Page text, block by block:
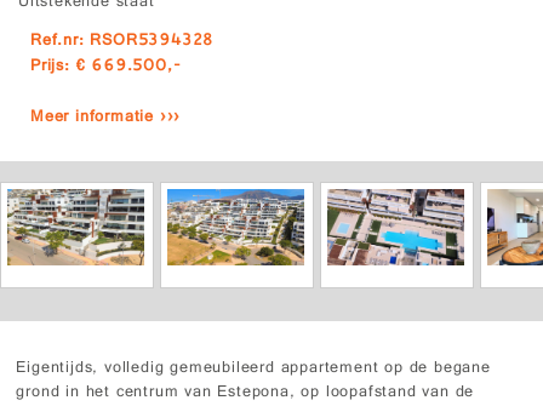
Ref.nr: RSOR5394328
Prijs: € 669.500,-
Meer informatie ›››
Eigentijds, volledig gemeubileerd appartement op de begane
grond in het centrum van Estepona, op loopafstand van de